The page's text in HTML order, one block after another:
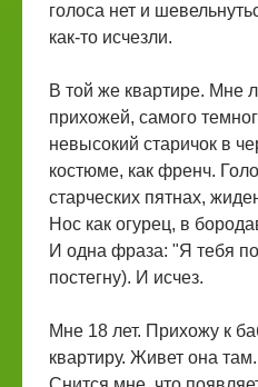
голоса нет и
как-то исчезли.
В той же квартире. Мне
прихожей, самого
невысокий старичок в
костюме, как френч.
старческих пятнах,
Нос как огурец, в
И одна фраза: "Я тебя
постегну). И исчез.
Мне 18 лет. Прихожу к
квартиру. Живет она